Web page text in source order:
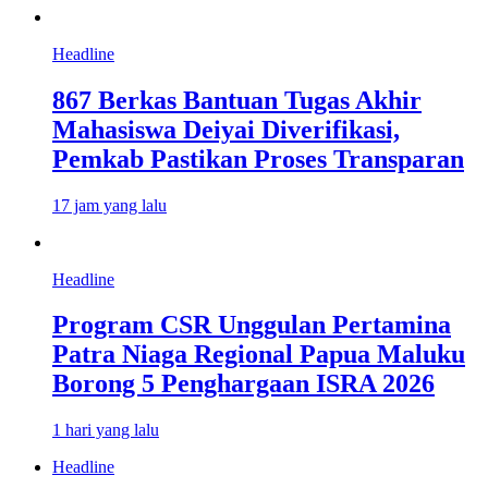
Headline
867 Berkas Bantuan Tugas Akhir
Mahasiswa Deiyai Diverifikasi,
Pemkab Pastikan Proses Transparan
17 jam yang lalu
Headline
Program CSR Unggulan Pertamina
Patra Niaga Regional Papua Maluku
Borong 5 Penghargaan ISRA 2026
1 hari yang lalu
Headline